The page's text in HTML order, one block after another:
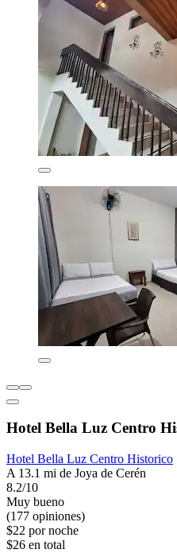
Hotel Bella Luz Centro
Hotel Bella Luz Centro Historico
A 13.1 mi de Joya de Cerén
8.2/10
Muy bueno
(177 opiniones)
$22 por noche
$26 en total